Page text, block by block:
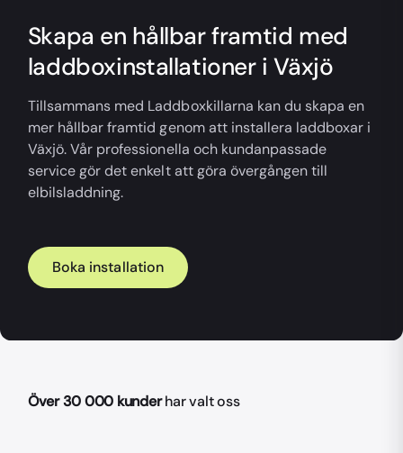
Skapa en hållbar framtid med
laddboxinstallationer i Växjö
Tillsammans med Laddboxkillarna kan du skapa en
mer hållbar framtid genom att installera laddboxar i
Växjö. Vår professionella och kundanpassade
service gör det enkelt att göra övergången till
elbilsladdning.
Boka installation
Över 30 000 kunderhar valt oss